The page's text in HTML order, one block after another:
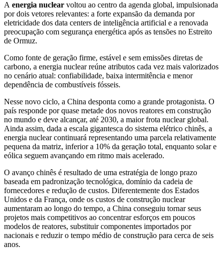
A energia nuclear voltou ao centro da agenda global, impulsionada
por dois vetores relevantes: a forte expansão da demanda por
eletricidade dos data centers de inteligência artificial e a renovada
preocupação com segurança energética após as tensões no Estreito
de Ormuz.
Como fonte de geração firme, estável e sem emissões diretas de
carbono, a energia nuclear reúne atributos cada vez mais valorizados
no cenário atual: confiabilidade, baixa intermitência e menor
dependência de combustíveis fósseis.
Nesse novo ciclo, a China desponta como a grande protagonista. O
país responde por quase metade dos novos reatores em construção
no mundo e deve alcançar, até 2030, a maior frota nuclear global.
Ainda assim, dada a escala gigantesca do sistema elétrico chinês, a
energia nuclear continuará representando uma parcela relativamente
pequena da matriz, inferior a 10% da geração total, enquanto solar e
eólica seguem avançando em ritmo mais acelerado.
O avanço chinês é resultado de uma estratégia de longo prazo
baseada em padronização tecnológica, domínio da cadeia de
fornecedores e redução de custos. Diferentemente dos Estados
Unidos e da França, onde os custos de construção nuclear
aumentaram ao longo do tempo, a China conseguiu tornar seus
projetos mais competitivos ao concentrar esforços em poucos
modelos de reatores, substituir componentes importados por
nacionais e reduzir o tempo médio de construção para cerca de seis
anos.